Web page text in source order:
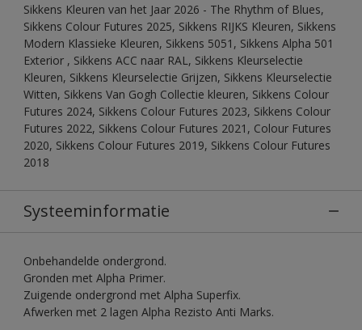
Sikkens Kleuren van het Jaar 2026 - The Rhythm of Blues,
Sikkens Colour Futures 2025, Sikkens RIJKS Kleuren, Sikkens
Modern Klassieke Kleuren, Sikkens 5051, Sikkens Alpha 501
Exterior , Sikkens ACC naar RAL, Sikkens Kleurselectie
Kleuren, Sikkens Kleurselectie Grijzen, Sikkens Kleurselectie
Witten, Sikkens Van Gogh Collectie kleuren, Sikkens Colour
Futures 2024, Sikkens Colour Futures 2023, Sikkens Colour
Futures 2022, Sikkens Colour Futures 2021, Colour Futures
2020, Sikkens Colour Futures 2019, Sikkens Colour Futures
2018
Systeeminformatie
Onbehandelde ondergrond.
Gronden met Alpha Primer.
Zuigende ondergrond met Alpha Superfix.
Afwerken met 2 lagen Alpha Rezisto Anti Marks.